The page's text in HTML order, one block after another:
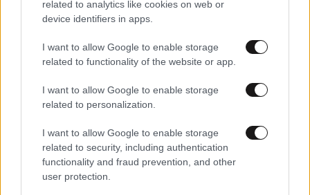
related to analytics like cookies on web or
device identifiers in apps.
I want to allow Google to enable storage
related to functionality of the website or app.
I want to allow Google to enable storage
related to personalization.
I want to allow Google to enable storage
related to security, including authentication
functionality and fraud prevention, and other
user protection.